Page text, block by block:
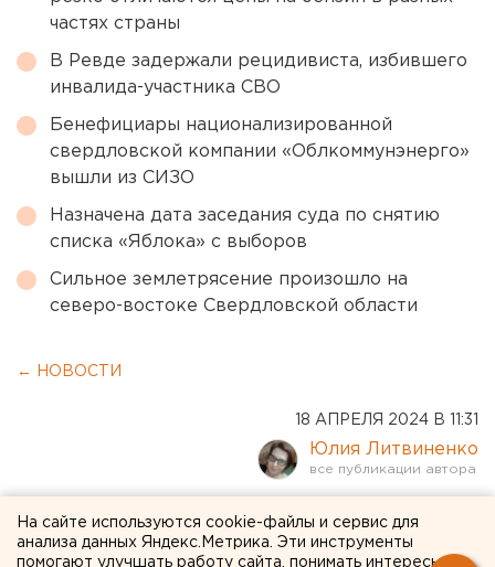
частях страны
В Ревде задержали рецидивиста, избившего
инвалида-участника СВО
Бенефициары национализированной
свердловской компании «Облкоммунэнерго»
вышли из СИЗО
Назначена дата заседания суда по снятию
списка «Яблока» с выборов
Сильное землетрясение произошло на
северо-востоке Свердловской области
← НОВОСТИ
18 АПРЕЛЯ 2024 В 11:31
Юлия Литвиненко
Стройматериалы, поездки,
еда и косметика
На сайте используются cookie-файлы и сервис для
анализа данных Яндекс.Метрика. Эти инструменты
помогают улучшать работу сайта, понимать интересы